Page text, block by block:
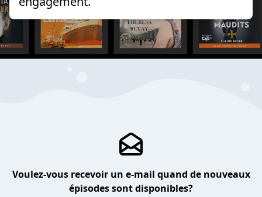
Voulez-vous recevoir un e-mail quand de nouveaux
épisodes sont disponibles?